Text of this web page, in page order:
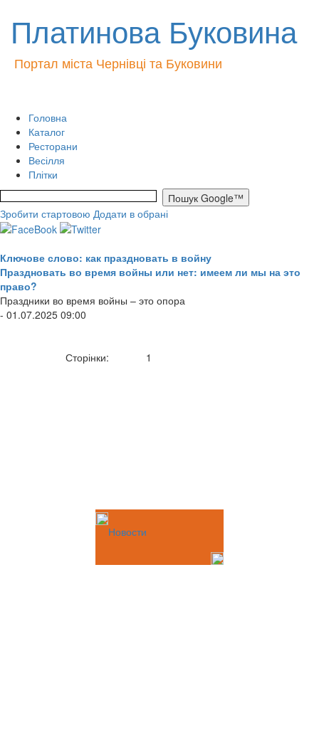
Платинова Буковина
Портал міста Чернівці та Буковини
Головна
Каталог
Ресторани
Весілля
Плітки
Зробити стартовою Додати в обрані
Ключове слово: как праздновать в войну
Праздновать во время войны или нет: имеем ли мы на это
право?
Праздники во время войны – это опора
- 01.07.2025 09:00
Сторінки: 1
Новости